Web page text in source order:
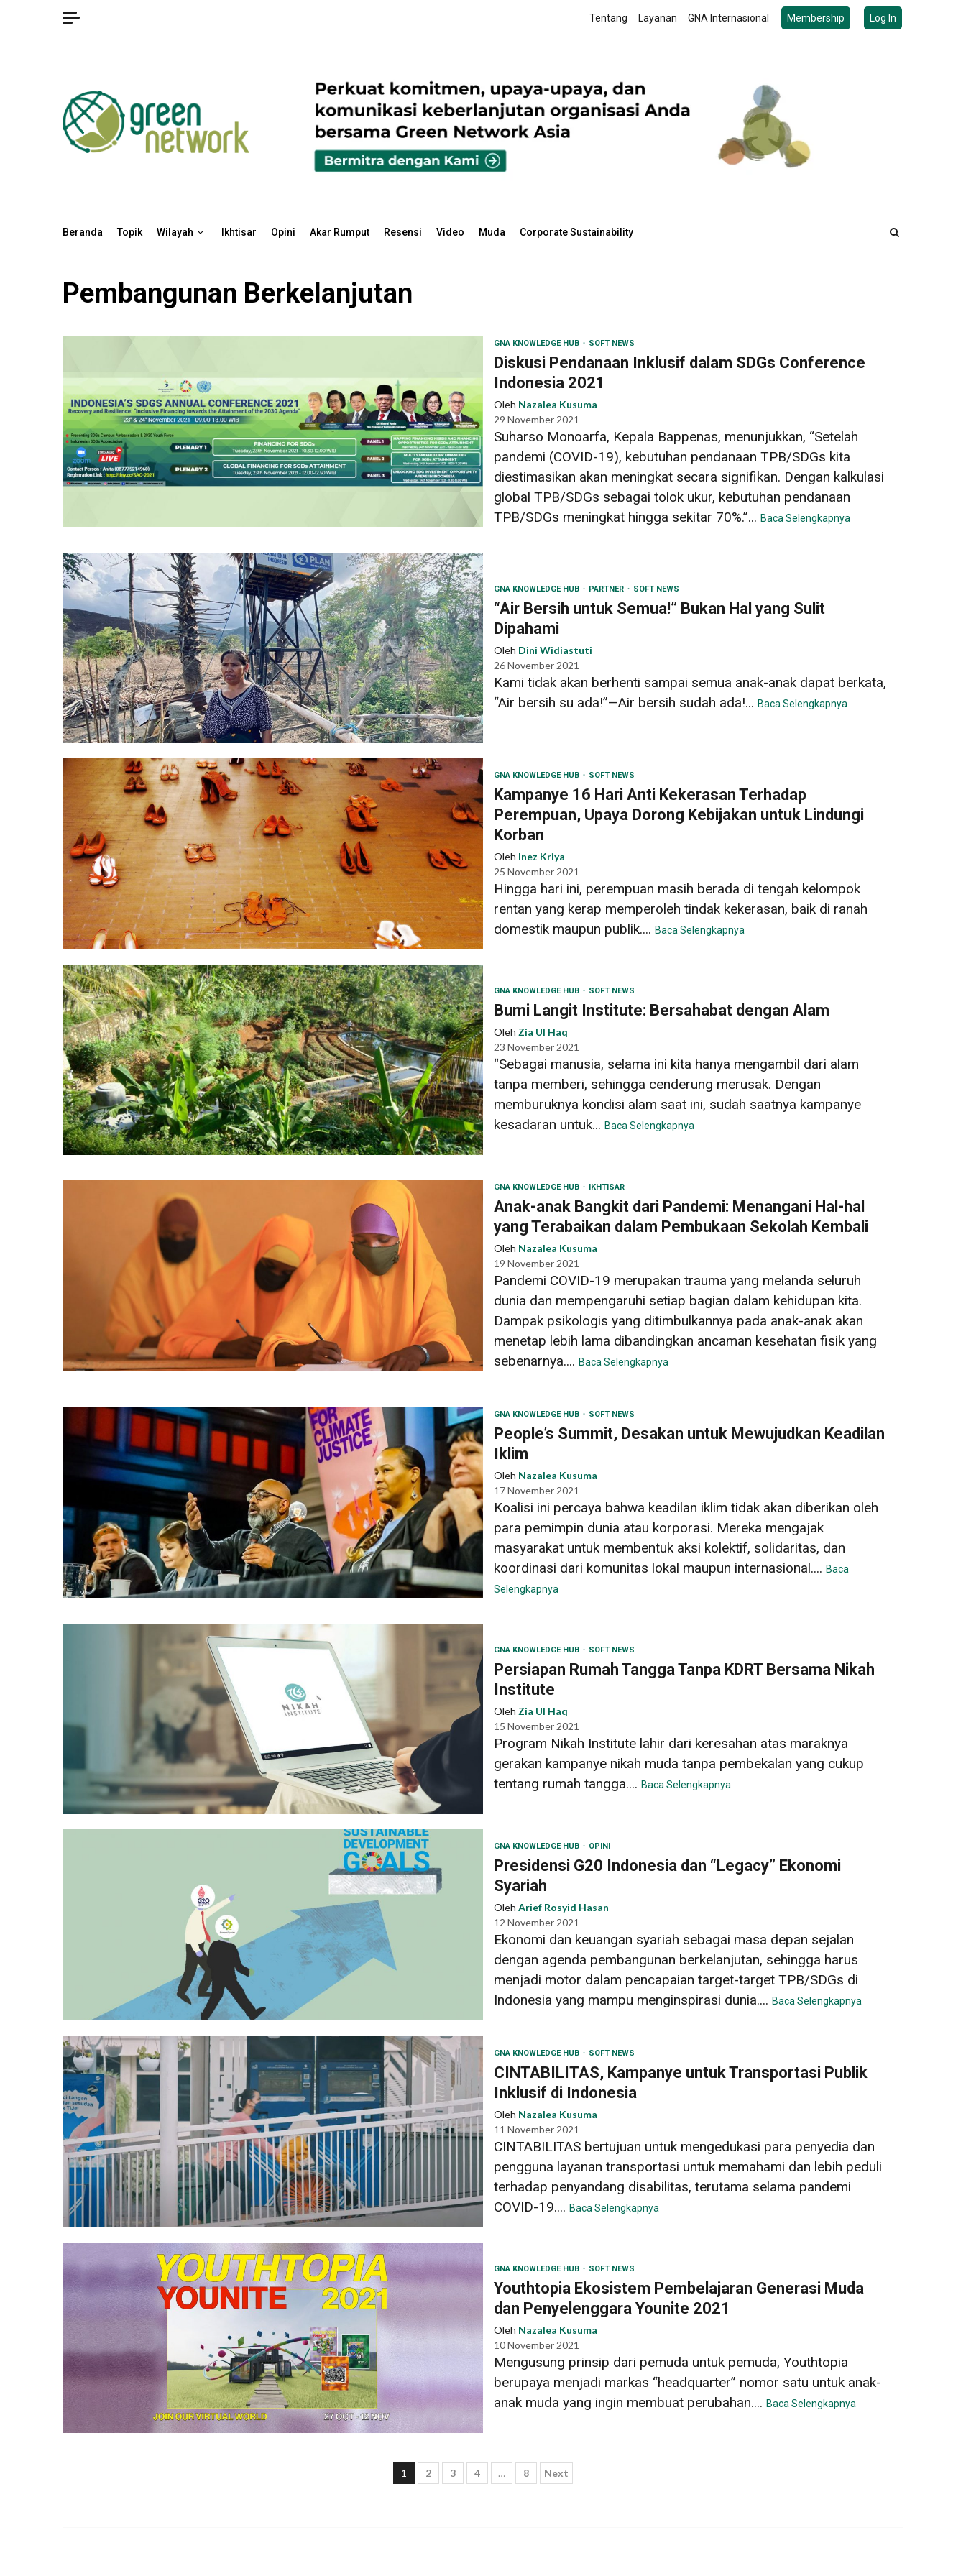
Tentang Layanan GNA Internasional Membership Log In
Beranda Topik Wilayah Ikhtisar Opini Akar Rumput Resensi Video Muda Corporate Sustainability
Pembangunan Berkelanjutan
GNA KNOWLEDGE HUB SOFT NEWS
Diskusi Pendanaan Inklusif dalam SDGs Conference
Indonesia 2021
Oleh Nazalea Kusuma
29 November 2021
Suharso Monoarfa, Kepala Bappenas, menunjukkan, “Setelah
pandemi (COVID-19), kebutuhan pendanaan TPB/SDGs kita
diestimasikan akan meningkat secara signifikan. Dengan kalkulasi
global TPB/SDGs sebagai tolok ukur, kebutuhan pendanaan
TPB/SDGs meningkat hingga sekitar 70%.”... Baca Selengkapnya
GNA KNOWLEDGE HUB PARTNER SOFT NEWS
“Air Bersih untuk Semua!” Bukan Hal yang Sulit
Dipahami
Oleh Dini Widiastuti
26 November 2021
Kami tidak akan berhenti sampai semua anak-anak dapat berkata,
“Air bersih su ada!”—Air bersih sudah ada!... Baca Selengkapnya
GNA KNOWLEDGE HUB SOFT NEWS
Kampanye 16 Hari Anti Kekerasan Terhadap
Perempuan, Upaya Dorong Kebijakan untuk Lindungi
Korban
Oleh Inez Kriya
25 November 2021
Hingga hari ini, perempuan masih berada di tengah kelompok
rentan yang kerap memperoleh tindak kekerasan, baik di ranah
domestik maupun publik.... Baca Selengkapnya
GNA KNOWLEDGE HUB SOFT NEWS
Bumi Langit Institute: Bersahabat dengan Alam
Oleh Zia Ul Haq
23 November 2021
“Sebagai manusia, selama ini kita hanya mengambil dari alam
tanpa memberi, sehingga cenderung merusak. Dengan
memburuknya kondisi alam saat ini, sudah saatnya kampanye
kesadaran untuk... Baca Selengkapnya
GNA KNOWLEDGE HUB IKHTISAR
Anak-anak Bangkit dari Pandemi: Menangani Hal-hal
yang Terabaikan dalam Pembukaan Sekolah Kembali
Oleh Nazalea Kusuma
19 November 2021
Pandemi COVID-19 merupakan trauma yang melanda seluruh
dunia dan mempengaruhi setiap bagian dalam kehidupan kita.
Dampak psikologis yang ditimbulkannya pada anak-anak akan
menetap lebih lama dibandingkan ancaman kesehatan fisik yang
sebenarnya.... Baca Selengkapnya
GNA KNOWLEDGE HUB SOFT NEWS
People’s Summit, Desakan untuk Mewujudkan Keadilan
Iklim
Oleh Nazalea Kusuma
17 November 2021
Koalisi ini percaya bahwa keadilan iklim tidak akan diberikan oleh
para pemimpin dunia atau korporasi. Mereka mengajak
masyarakat untuk membentuk aksi kolektif, solidaritas, dan
koordinasi dari komunitas lokal maupun internasional.... Baca
Selengkapnya
GNA KNOWLEDGE HUB SOFT NEWS
Persiapan Rumah Tangga Tanpa KDRT Bersama Nikah
Institute
Oleh Zia Ul Haq
15 November 2021
Program Nikah Institute lahir dari keresahan atas maraknya
gerakan kampanye nikah muda tanpa pembekalan yang cukup
tentang rumah tangga.... Baca Selengkapnya
GNA KNOWLEDGE HUB OPINI
Presidensi G20 Indonesia dan “Legacy” Ekonomi
Syariah
Oleh Arief Rosyid Hasan
12 November 2021
Ekonomi dan keuangan syariah sebagai masa depan sejalan
dengan agenda pembangunan berkelanjutan, sehingga harus
menjadi motor dalam pencapaian target-target TPB/SDGs di
Indonesia yang mampu menginspirasi dunia.... Baca Selengkapnya
GNA KNOWLEDGE HUB SOFT NEWS
CINTABILITAS, Kampanye untuk Transportasi Publik
Inklusif di Indonesia
Oleh Nazalea Kusuma
11 November 2021
CINTABILITAS bertujuan untuk mengedukasi para penyedia dan
pengguna layanan transportasi untuk memahami dan lebih peduli
terhadap penyandang disabilitas, terutama selama pandemi
COVID-19.... Baca Selengkapnya
GNA KNOWLEDGE HUB SOFT NEWS
Youthtopia Ekosistem Pembelajaran Generasi Muda
dan Penyelenggara Younite 2021
Oleh Nazalea Kusuma
10 November 2021
Mengusung prinsip dari pemuda untuk pemuda, Youthtopia
berupaya menjadi markas “headquarter” nomor satu untuk anak-
anak muda yang ingin membuat perubahan.... Baca Selengkapnya
Paginasi
1 2 3 4 … 8 Next